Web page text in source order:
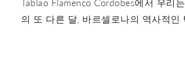
의 또 다른 달, 바르셀로나의 역사적